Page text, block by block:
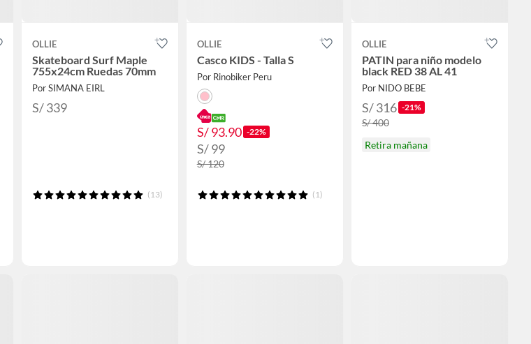
OLLIE
Skateboard Surf Maple
755x24cm Ruedas 70mm
Por SIMANA EIRL
S/ 339
(13)
OLLIE
Casco KIDS - Talla S
Por Rinobiker Peru
S/ 93.90 -22%
S/ 99
S/ 120
(1)
OLLIE
PATIN para niño modelo
black RED 38 AL 41
Por NIDO BEBE
S/ 316 -21%
S/ 400
Retira mañana